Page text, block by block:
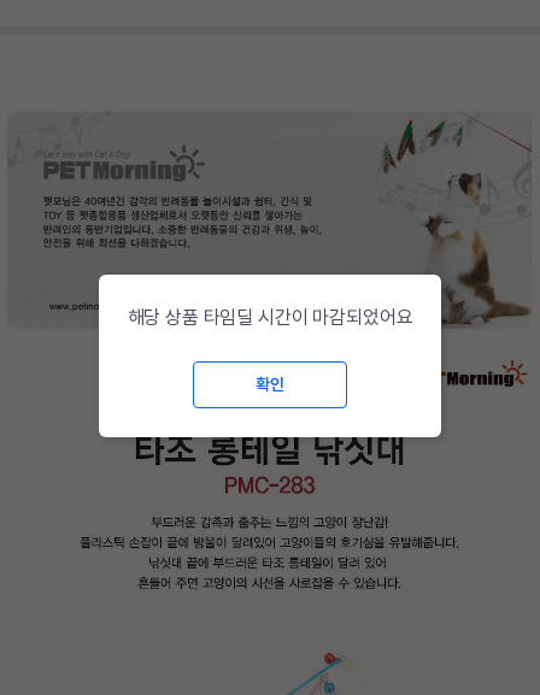
해당 상품 타임딜 시간이 마감되었어요
확인